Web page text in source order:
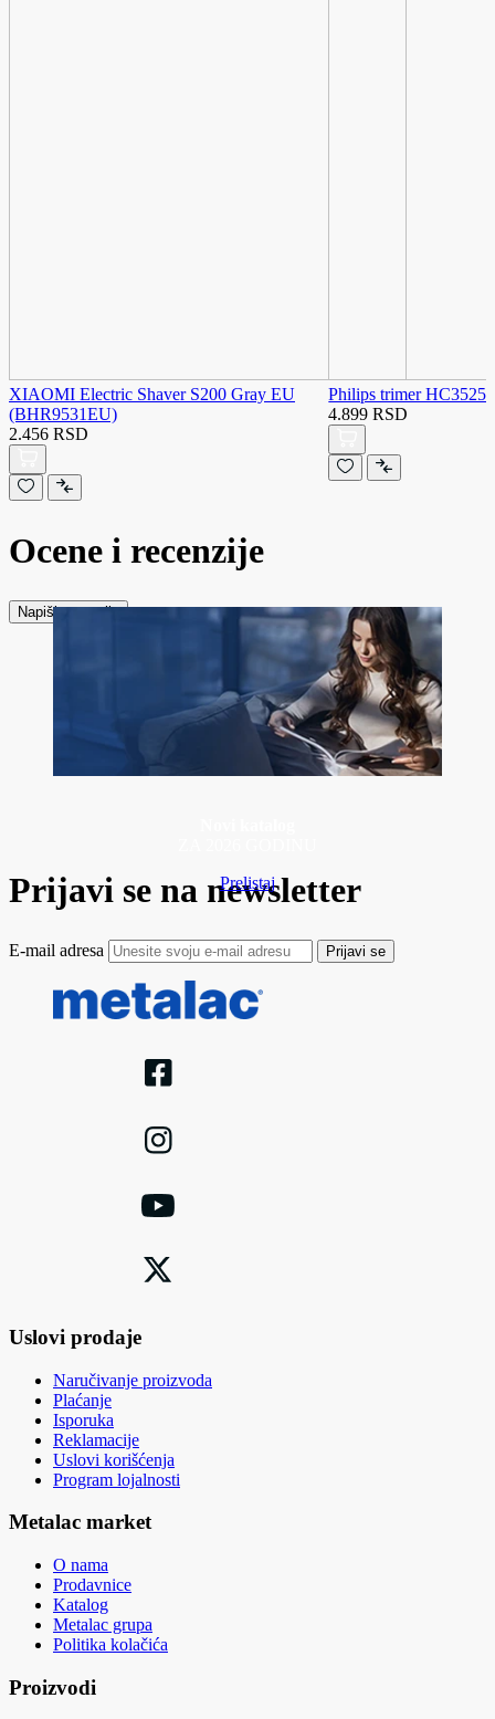
XIAOMI Electric Shaver S200 Gray EU
(BHR9531EU)
2.456 RSD
Philips trimer HC3525/
4.899 RSD
Ocene i recenzije
Napiši recenziju
Prelistaj
Prijavi se na newsletter
E-mail adresa Prijavi se
Uslovi prodaje
Naručivanje proizvoda
Plaćanje
Isporuka
Reklamacije
Uslovi korišćenja
Program lojalnosti
Metalac market
O nama
Prodavnice
Katalog
Metalac grupa
Politika kolačića
Proizvodi